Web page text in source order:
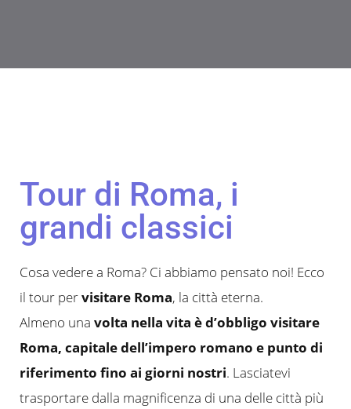
Tour di Roma, i
grandi classici
Cosa vedere a Roma? Ci abbiamo pensato noi! Ecco
il tour pervisitare Roma, la città eterna.
Almeno una volta nella vita è d’obbligo visitare
Roma, capitale dell’impero romano e punto di
riferimento fino ai giorni nostri. Lasciatevi
trasportare dalla magnificenza di una delle città più